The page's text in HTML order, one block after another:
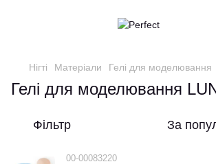
Нігті Матеріали Гелі для моделювання
Гелі для моделювання
Фільтр За
00-00083220